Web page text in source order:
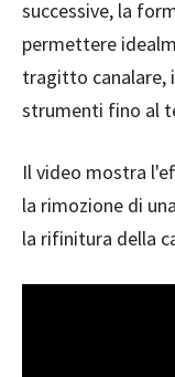
successive, la
permettere
tragitto canalare,
strumenti fino al
Il video mostra
la rimozione di
la rifinitura della